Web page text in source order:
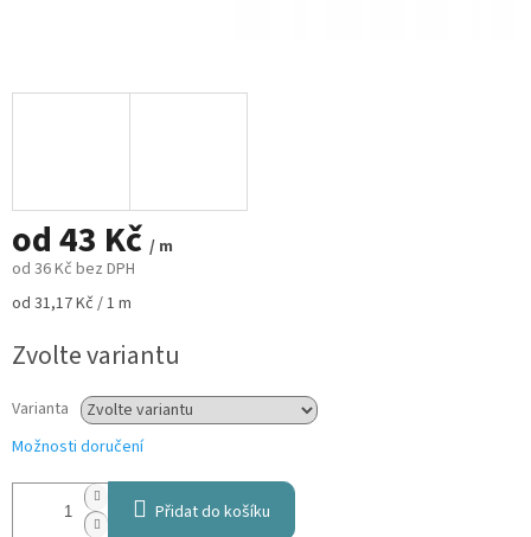
od43 Kč / m
od 36 Kč bez DPH
Měrná
od 31,17 Kč / 1 m
Zvolte variantu
Varianta
Možnosti doručení
Přidat do košíku